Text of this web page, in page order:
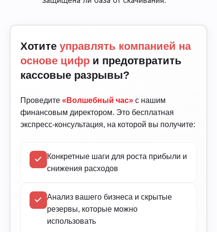
Хотите управлять компанией на
основе цифр и предотвратить
кассовые разрывы?
Проведите «Волшебный час» с нашим
финансовым директором. Это бесплатная
экспресс-консультация, на которой вы получите:
Конкретные шаги для роста прибыли и
снижения расходов
Анализ вашего бизнеса и скрытые
резервы, которые можно
использовать